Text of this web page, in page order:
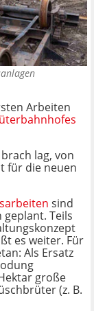
Arbeiten
lag, von
für die neuen
sind
Teils
es weiter. Für
Als Ersatz
große
(z. B.